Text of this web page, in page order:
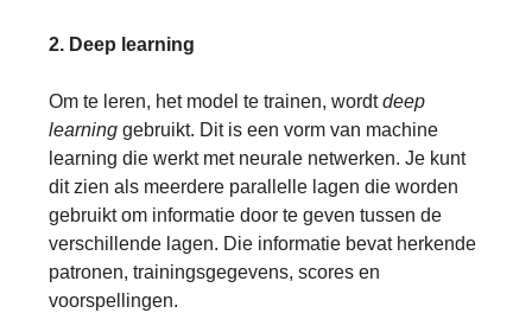
2. Deep learning
Om te leren, het model te trainen, wordtdeep
learning gebruikt. Dit is een vorm van machine
learning die werkt met neurale netwerken. Je kunt
dit zien als meerdere parallelle lagen die worden
gebruikt om informatie door te geven tussen de
verschillende lagen. Die informatie bevat herkende
patronen, trainingsgegevens, scores en
voorspellingen.